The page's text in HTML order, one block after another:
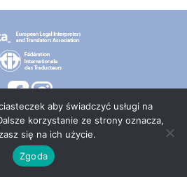
PT TEPIS
aby świadczyć usługi na
korzystanie ze strony oznacza,
się na ich użycie.
Zgoda